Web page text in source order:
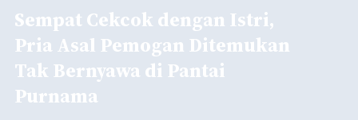
Sempat Cekcok dengan Istri,
Pria Asal Pemogan Ditemukan
Tak Bernyawa di Pantai
Purnama